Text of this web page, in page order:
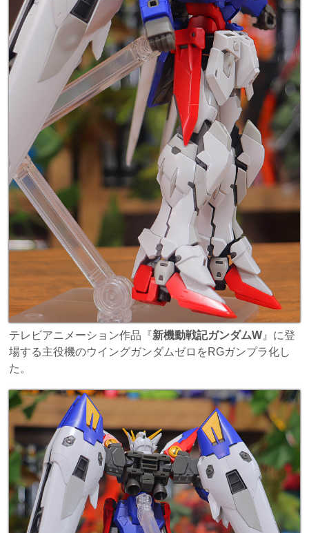
テレビアニメーション作品『新機動戦記ガンダムW 』に登
場する主役機のウイングガンダムゼロをRGガンプラ化し
た。